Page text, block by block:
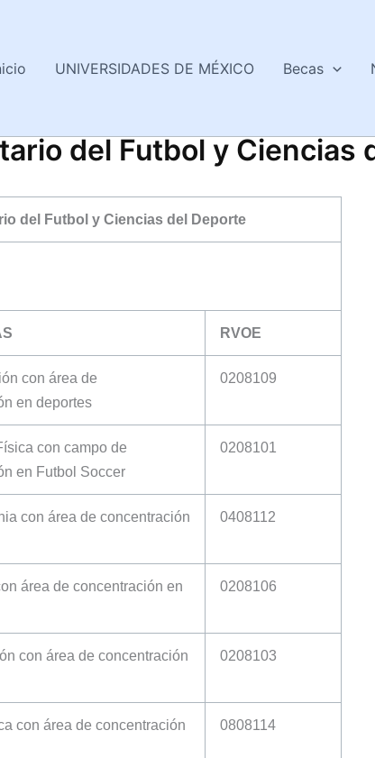
UNIVERSIDADES DE MÉXICO Becas
del Futbol y Ciencias
del Futbol y Ciencias del Deporte
RVOE
con área de
en deportes
0208109
con campo de
en Futbol Soccer
0208101
con área de concentración
0408112
área de concentración en
0208106
con área de concentración
0208103
con área de concentración
0808114